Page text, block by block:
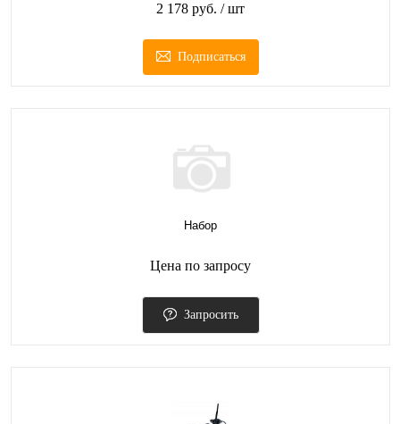
2 178 руб. / шт
Подписаться
Набор
Цена по запросу
Запросить